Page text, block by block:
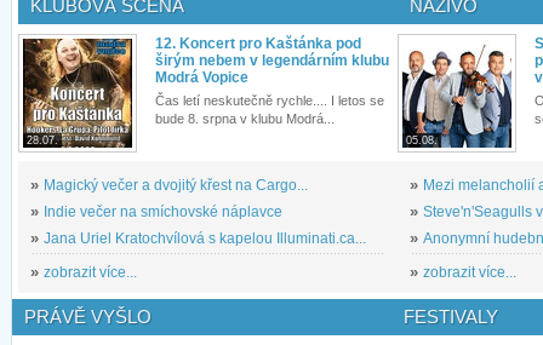
KLUBOVÁ SCÉNA
28.07.
12. Koncert pro Kaštánka pod
širým nebem v legendárním klubu
Modrá Vopice
Čas letí neskutečně rychle.... I letos se
bude 8. srpna v klubu Modrá...
» Magický večer a dvojitý křest na Cargo...
» Indie večer na smíchovské náplavce
» Jana Uriel Kratochvílová s kapelou Illuminati.ca...
» zobrazit více...
NAŽIVO
05.08.
» Mezi melancholií
» Steve'n'Seagulls
» Anonymní
» zobrazit více...
PRÁVĚ VYŠLO FESTIVALY